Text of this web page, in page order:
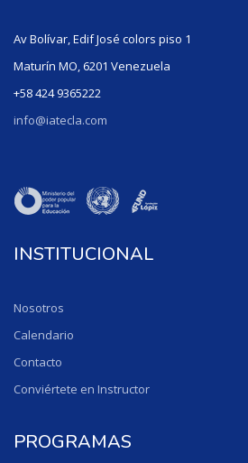
Av Bolívar, Edif José colors piso 1
Maturín MO, 6201 Venezuela
+58 424 9365222
info@iatecla.com
INSTITUCIONAL
Nosotros
Calendario
Contacto
Conviértete en Instructor
PROGRAMAS